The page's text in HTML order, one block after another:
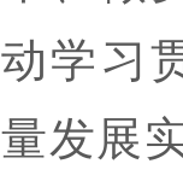
动学习
量发展